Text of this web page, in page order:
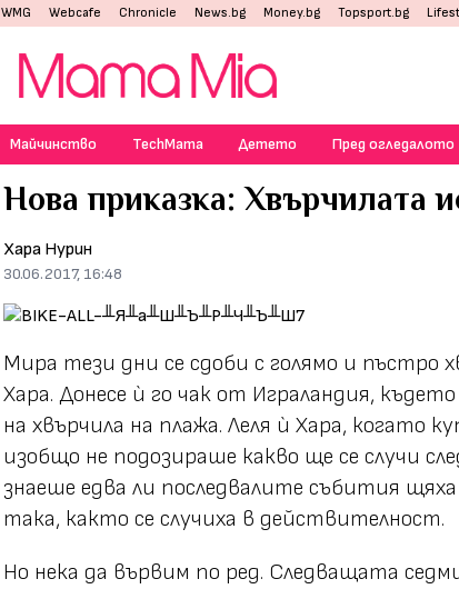
WMG Webcafe Chronicle News.bg Money.bg Topsport.bg
Майчинство TechMama Детето Пред огледалото
Нова приказка: Хвърчилата
Хара Нурин
30.06.2017, 16:48
Мира тези дни се сдоби с голямо и пъстро
Хара. Донесе ѝ го чак от Играландия,
на хвърчила на плажа. Леля ѝ Хара, когато
изобщо не подозираше какво ще се случи
знаеше едва ли последвалите събития
така, както се случиха в действителност.
Но нека да вървим по ред. Следващата